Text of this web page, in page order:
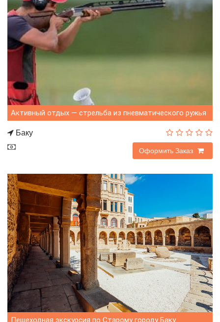
Активный отдых — стрельба из пневматического ружья
и пистолета
Баку
Оформить Заказ
Пешеходная экскурсия по Старому городу Баку